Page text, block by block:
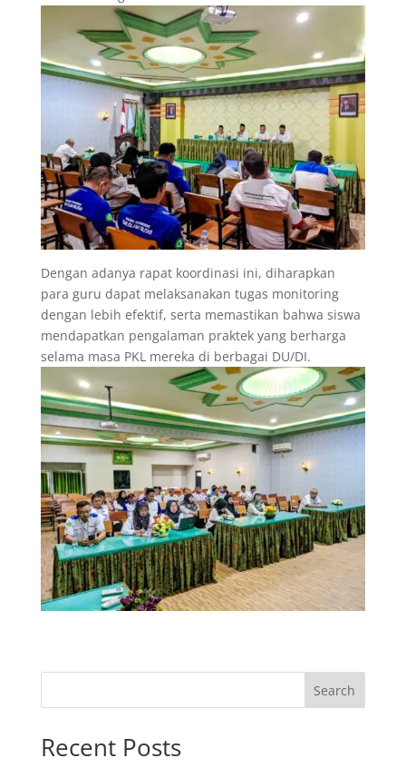
Dengan adanya rapat koordinasi ini, diharapkan
para guru dapat melaksanakan tugas monitoring
dengan lebih efektif, serta memastikan bahwa siswa
mendapatkan pengalaman praktek yang berharga
selama masa PKL mereka di berbagai DU/DI.
Search
Recent Posts